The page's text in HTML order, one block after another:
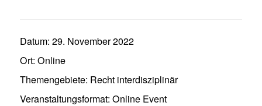
Datum: 29. November 2022
Ort: Online
Themengebiete: Recht interdisziplinär
Veranstaltungsformat: Online Event